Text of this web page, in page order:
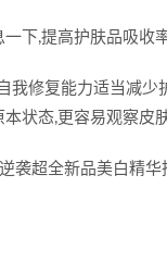
下,提高护肤品吸收
修复能力适当减少
状态,更容易观察皮